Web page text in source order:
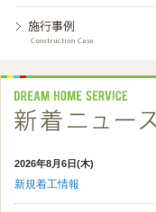
2026年8月6日(木)
新規着工情報